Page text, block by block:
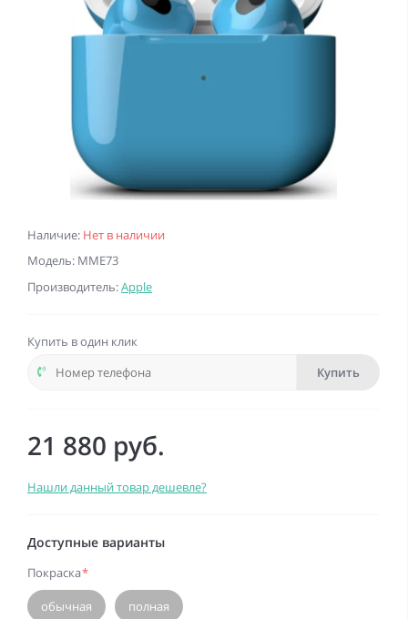
Наличие: Нет в наличии
Модель: MME73
Производитель:Apple
Купить в один клик
Купить
21 880 руб.
Нашли данный товар дешевле?
Доступные варианты
Покраска*
обычная полная